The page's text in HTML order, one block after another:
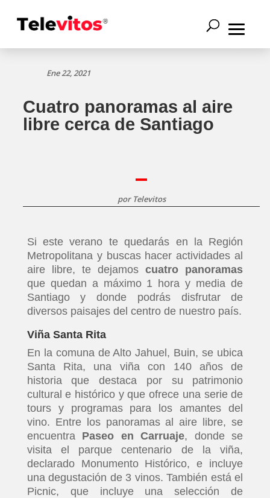
Ene 22, 2021
Cuatro panoramas al aire
libre cerca de Santiago
por Televitos
Si este verano te quedarás en la Región
Metropolitana y buscas hacer actividades al
aire libre, te dejamoscuatro panoramas
que quedan a máximo 1 hora y media de
Santiago y donde podrás disfrutar de
diversos paisajes del centro de nuestro país.
Viña Santa Rita
En la comuna de Alto Jahuel, Buin, se ubica
Santa Rita, una viña con 140 años de
historia que destaca por su patrimonio
cultural e histórico y que ofrece una serie de
tours y programas para los amantes del
vino. Entre los panoramas al aire libre, se
encuentra Paseo en Carruaje, donde se
visita el parque centenario de la viña,
declarado Monumento Histórico, e incluye
una degustación de 3 vinos. También está el
Picnic, que incluye una selección de